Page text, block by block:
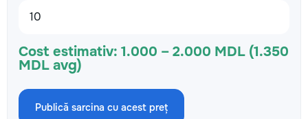
Cost estimativ: 1.000 – 2.000 MDL (1.350
MDL avg)
Publică sarcina cu acest preț